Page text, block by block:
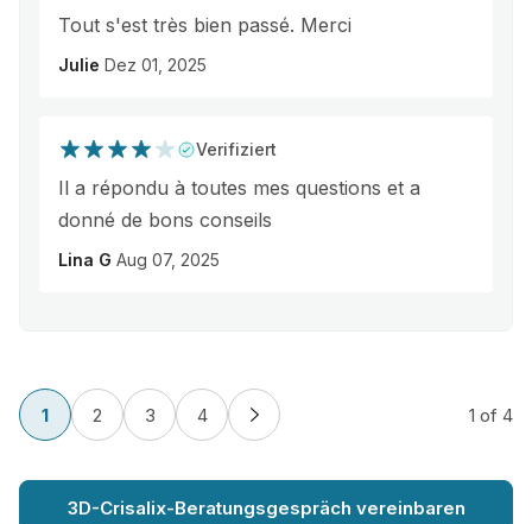
Tout s'est très bien passé. Merci
Julie Dez 01, 2025
Verifiziert
Il a répondu à toutes mes questions et a
donné de bons conseils
Lina G Aug 07, 2025
1 2 3 4 1 of 4
3D-Crisalix-Beratungsgespräch vereinbaren